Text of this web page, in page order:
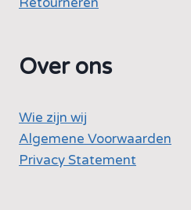
Over ons
Wie zijn wij
Algemene Voorwaarden
Privacy Statement